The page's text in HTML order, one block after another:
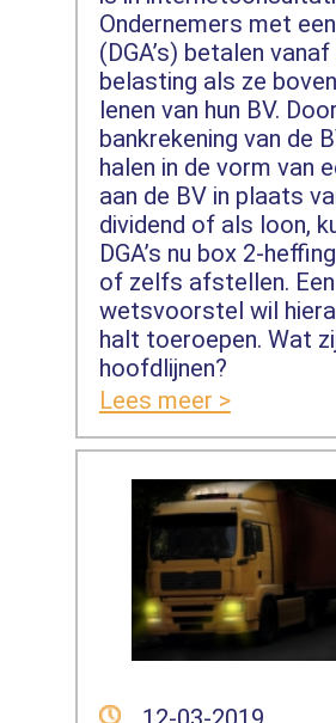
Ondernemers met
(DGA’s) betalen
belasting als ze
lenen van hun BV.
bankrekening van de
halen in de vorm van
aan de BV in plaats
dividend of als loon,
DGA’s nu box 2-
of zelfs afstellen. Een
wetsvoorstel wil
halt toeroepen. Wat
hoofdlijnen?
Lees meer >